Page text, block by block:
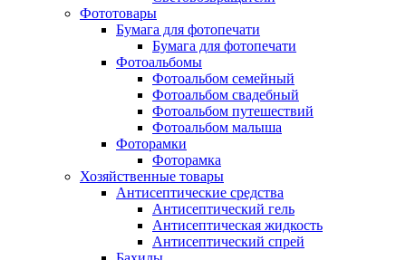
Фототовары
Бумага для фотопечати
Бумага для фотопечати
Фотоальбомы
Фотоальбом семейный
Фотоальбом свадебный
Фотоальбом путешествий
Фотоальбом малыша
Фоторамки
Фоторамка
Хозяйственные товары
Антисептические средства
Антисептический гель
Антисептическая жидкость
Антисептический спрей